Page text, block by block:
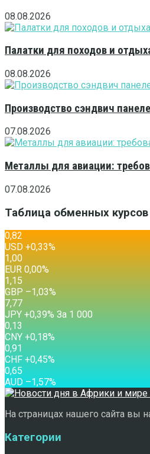
08.08.2026
Палатки для походов и
08.08.2026
Производство сэндвич
07.08.2026
Металлы для авиации:
07.08.2026
Таблица обменных курсов
0,82
USD +0,33%
1,00
EUR 0,00%
1,15
GBP –1,03%
7,77
JPY +0,39% За 1 000
0,13
CNY +0,18%
0,91
CHF +0,45%
0,65
AUD –1,57%
На страницах нашего сайта вы
Категории